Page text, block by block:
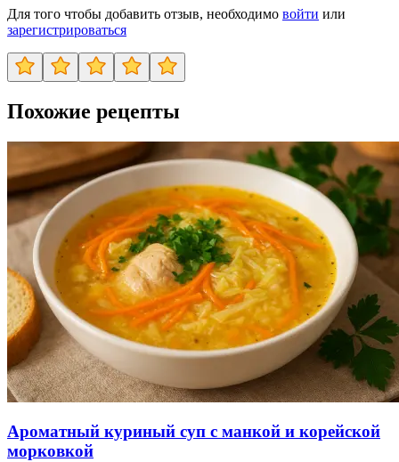
Для того чтобы добавить отзыв, необходимо войти или
зарегистрироваться
Похожие рецепты
Ароматный куриный суп с манкой и корейской
морковкой